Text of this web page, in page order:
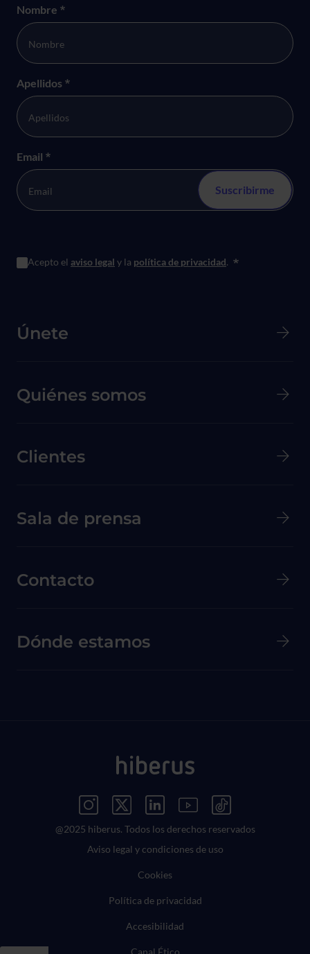
Nombre *
Apellidos *
Email *
Acepto el aviso legal y la política de privacidad. *
Menú principal de Pie de página
Únete
Quiénes somos
Clientes
Menú secundario de pie de página
Sala de prensa
Contacto
Dónde estamos
Menú Redes Sociales
@2025 hiberus. Todos los derechos reservados
Aviso legal y condiciones de uso
Cookies
Política de privacidad
Accesibilidad
Canal Ético